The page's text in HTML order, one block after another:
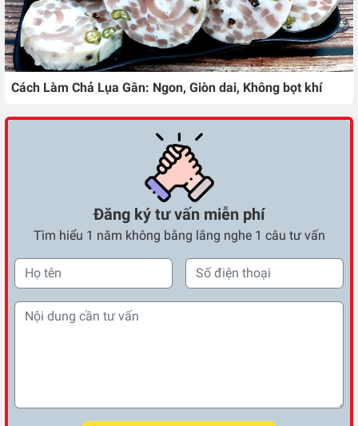
Cách Làm Chả Lụa Gân: Ngon, Giòn dai, Không bọt khí
Đăng ký tư vấn miễn phí
Tìm hiểu 1 năm không bằng lắng nghe 1 câu tư vấn